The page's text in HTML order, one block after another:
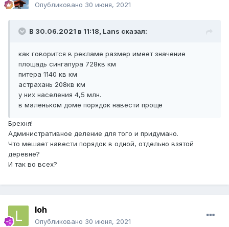
Опубликовано 30 июня, 2021
В 30.06.2021 в 11:18, Lans сказал:
как говорится в рекламе размер имеет значение
площадь сингапура 728кв км
питера 1140 кв км
астрахань 208кв км
у них населения 4,5 млн.
в маленьком доме порядок навести проще
Брехня!
Административное деление для того и придумано.
Что мешает навести порядок в одной, отдельно взятой
деревне?
И так во всех?
loh
Опубликовано 30 июня, 2021